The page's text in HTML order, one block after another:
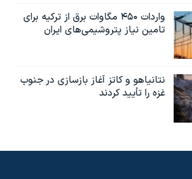
واردات ۴۵۰ مگاوات برق از ترکیه برای
تامین نیاز پتروشیمی‌های ایران
نتانیاهو و کاتز آغاز بازسازی در جنوب
غزه را تأیید کردند